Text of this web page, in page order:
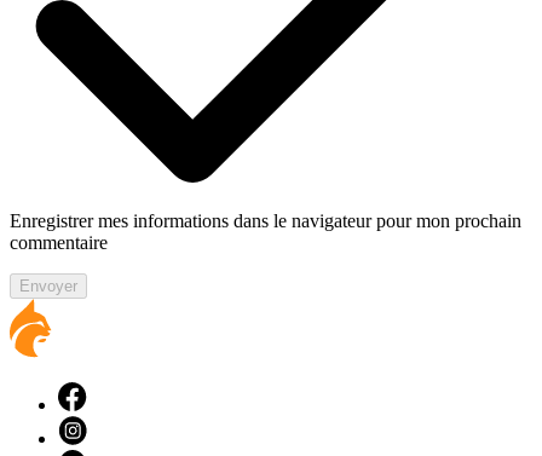
Enregistrer mes informations dans le navigateur pour mon prochain
commentaire
Envoyer